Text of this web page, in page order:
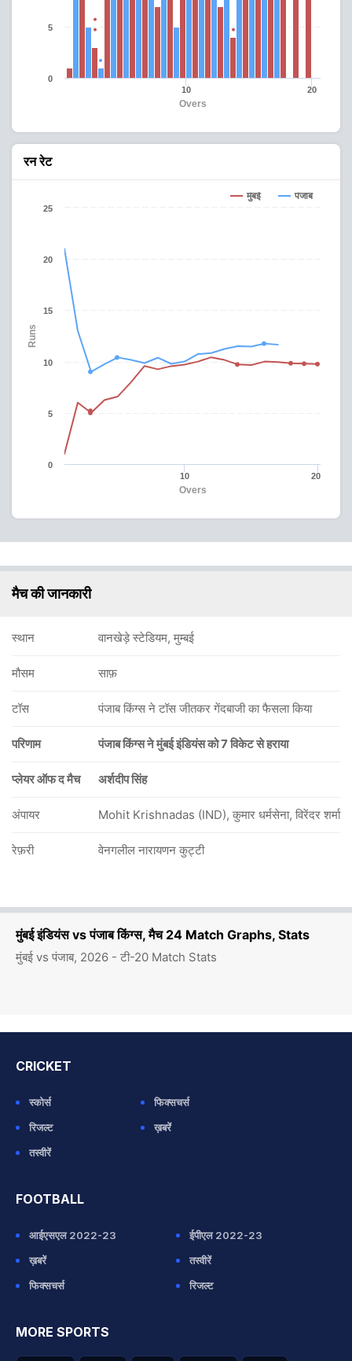
मुंबई इंडियंस vs पंजाब किंग्स, मैच 24 Match Graphs, Stats
मुंबई vs पंजाब, 2026 - टी-20 Match Stats
Overs
10 20
0
5
रन रेट
Overs
Runs
मुंबई पंजाब
10 20
0
5
10
15
20
25
मैच की जानकारी
स्थान वानखेड़े स्टेडियम, मुम्बई
मौसम साफ़
टॉस पंजाब किंग्स ने टॉस जीतकर गेंदबाजी का फैसला किया
परिणाम पंजाब किंग्स ने मुंबई इंडियंस को 7 विकेट से हराया
प्लेयर ऑफ द मैच अर्शदीप सिंह
अंपायर Mohit Krishnadas (IND), कुमार धर्मसेना, विरेंदर शर्मा
रेफ़री वेनगलील नारायणन कुट्टी
CRICKET
स्कोर्स
फिक्सचर्स
रिजल्ट
ख़बरें
तस्वीरें
FOOTBALL
आईएसएल 2022-23
ईपीएल 2022-23
ख़बरें
तस्वीरें
फिक्सचर्स
रिजल्ट
MORE SPORTS